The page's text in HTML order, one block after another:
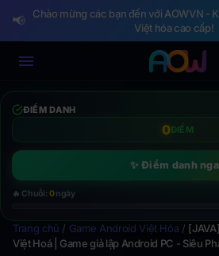
📢
Chào mừng các bạn đến với AOWVN -
Việt hóa cao cấp!
ĐIỂM DANH
0ĐIỂM
✨ Điểm danh
🔥 Chuỗi: 0ngày
Trang chủ / Game Android Việt Hóa /
Việt Hoá | Game giả lập Android PC - Siêu